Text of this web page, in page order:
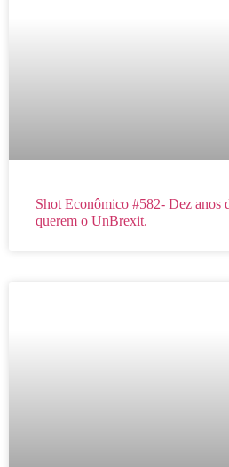
Shot Econômico #582- Dez anos
querem o UnBrexit.